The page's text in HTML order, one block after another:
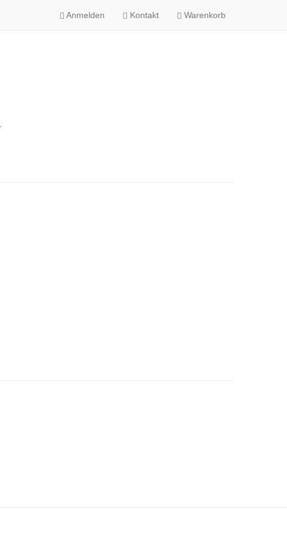
Anmelden Kontakt Warenkorb